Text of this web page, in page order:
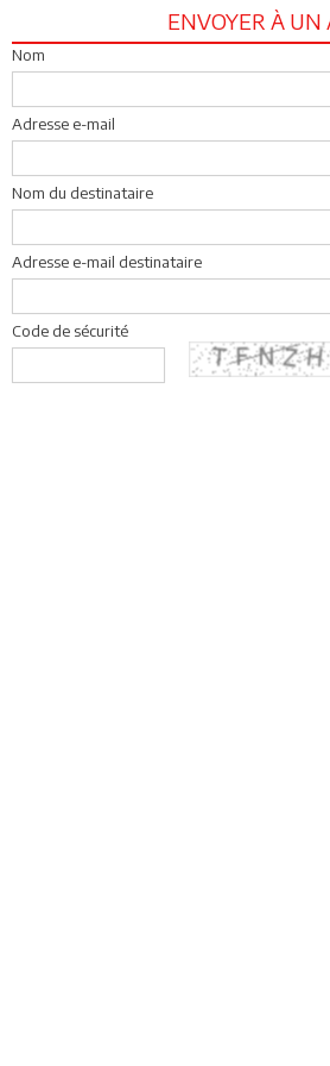
ENVOYER À UN
Nom
Adresse e-mail
Nom du destinataire
Adresse e-mail destinataire
Code de sécurité